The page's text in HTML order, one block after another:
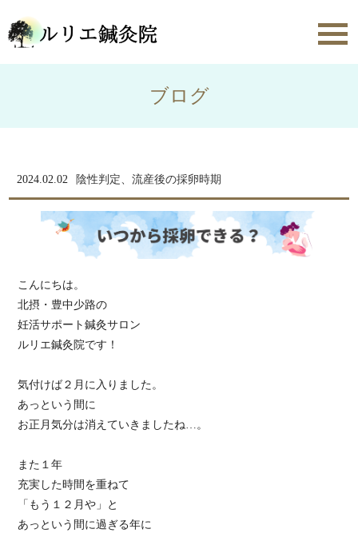
ブログ
2024.02.02 陰性判定、流産後の採卵時期
こんにちは。
北摂・豊中少路の
妊活サポート鍼灸サロン
ルリエ鍼灸院です！
気付けば２月に入りました。
あっという間に
お正月気分は消えていきましたね…。
また１年
充実した時間を重ねて
「もう１２月や」と
あっという間に過ぎる年に